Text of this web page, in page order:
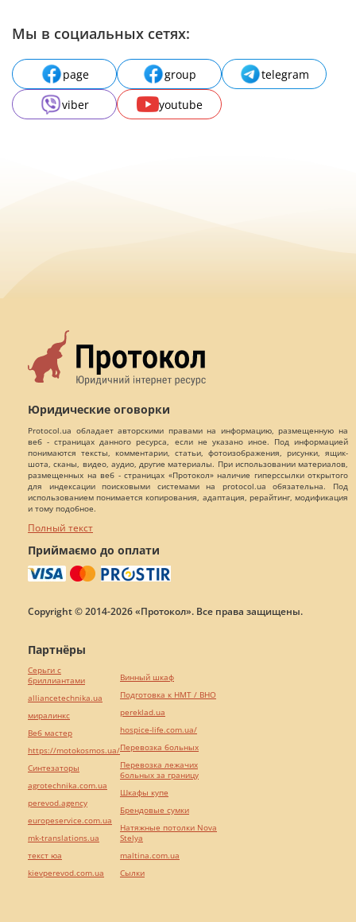
Мы в социальных сетях:
page group
telegram
viber
youtube
Юридические оговорки
Protocol.ua обладает авторскими правами на информацию, размещенную на
веб - страницах данного ресурса, если не указано иное. Под информацией
понимаются тексты, комментарии, статьи, фотоизображения, рисунки, ящик-
шота, сканы, видео, аудио, другие материалы. При использовании материалов,
размещенных на веб - страницах «Протокол» наличие гиперссылки открытого
для индексации поисковыми системами на protocol.ua обязательна. Под
использованием понимается копирования, адаптация, рерайтинг, модификация
и тому подобное.
Полный текст
Приймаємо до оплати
Copyright © 2014-2026 «Протокол». Все права защищены.
Партнёры
Серьги с
бриллиантами
alliancetechnika.ua
миралинкс
Веб мастер
https://motokosmos.ua/
Синтезаторы
agrotechnika.com.ua
perevod.agency
europeservice.com.ua
mk-translations.ua
текст юа
kievperevod.com.ua
Винный шкаф
Подготовка к НМТ / ВНО
pereklad.ua
hospice-life.com.ua/
Перевозка больных
Перевозка лежачих
больных за границу
Шкафы купе
Брендовые сумки
Натяжные потолки Nova
Stelya
maltina.com.ua
Cылки